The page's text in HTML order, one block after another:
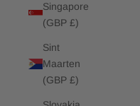
Singapore
(GBP £)
Sint
Maarten
(GBP £)